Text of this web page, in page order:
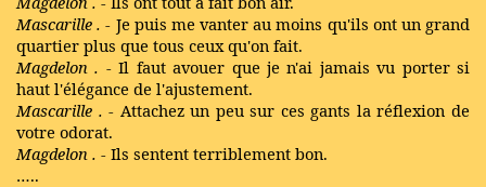
Mascarille . - Je puis me vanter au moins qu'ils ont un grand
quartier plus que tous ceux qu'on fait.
Magdelon . - Il faut avouer que je n'ai jamais vu porter si
haut l'élégance de l'ajustement.
Mascarille . - Attachez un peu sur ces gants la réflexion de
votre odorat.
Magdelon . - Ils sentent terriblement bon.
…..